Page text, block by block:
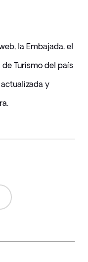
la Embajada, el
Turismo del país
y